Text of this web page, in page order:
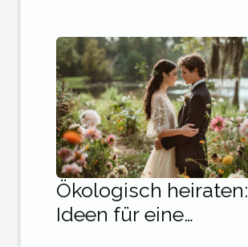
Ökologisch heiraten:
Ideen für eine